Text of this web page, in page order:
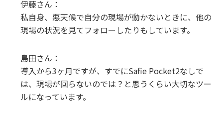
伊藤さん：
私自身、悪天候で自分の現場が動かないときに、他の
現場の状況を見てフォローしたりもしています。
島田さん：
導入から3ヶ月ですが、すでにSafie Pocket2なしで
は、現場が回らないのでは？と思うくらい大切なツー
ルになっています。